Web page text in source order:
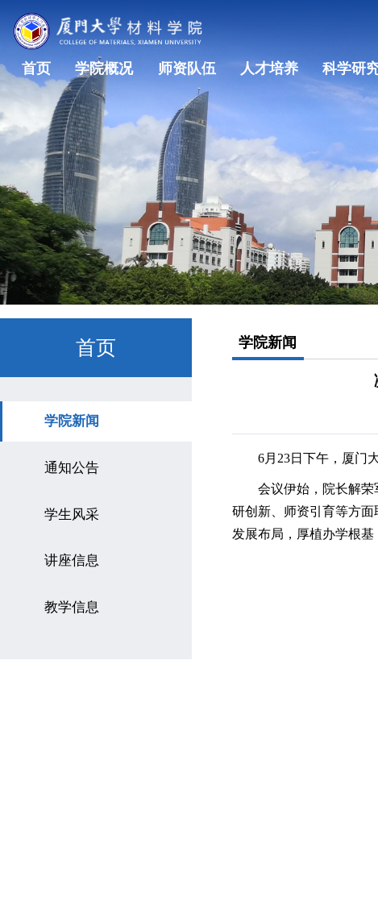
首页 学院概况 师资队伍 人才培养 科学研
首页
学院新闻
通知公告
学生风采
讲座信息
教学信息
学院新闻
6月23日下午，厦门
会议伊始，院长解荣
研创新、师资引育等方
发展布局，厚植办学根基